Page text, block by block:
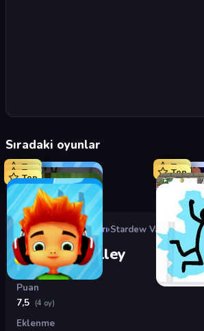
Sıradaki oyunlar
Top Top
Top Top
Top
Oyunlar›Friv Oyunları›Stardew Valley
Stardew Valley
Puan
7,5 (4 oy)
Eklenme